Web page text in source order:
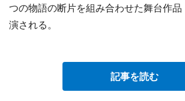
つの物語の断片を組み合わせた舞台作
演される。
記事を読む